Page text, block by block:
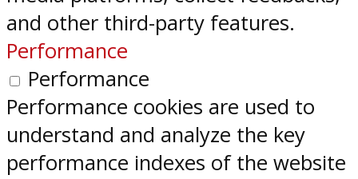
and other third-party features.
Performance
Performance
Performance cookies are used to
understand and analyze the key
performance indexes of the website